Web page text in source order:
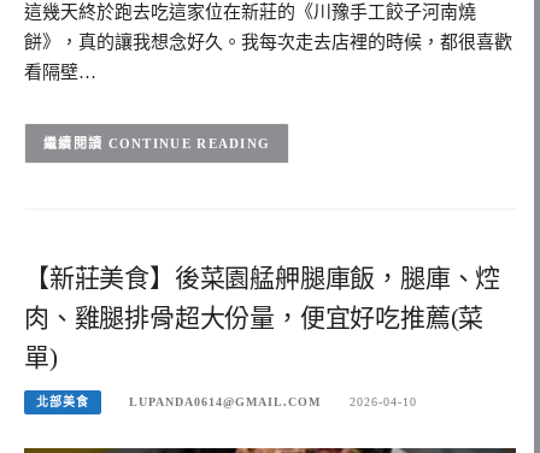
這幾天終於跑去吃這家位在新莊的《川豫手工餃子河南燒
餅》，真的讓我想念好久。我每次走去店裡的時候，都很喜歡
看隔壁…
CONTINUE READING
【新莊美食】後菜園艋舺腿庫飯，腿庫、焢
肉、雞腿排骨超大份量，便宜好吃推薦(菜
單)
北部美食 LUPANDA0614@GMAIL.COM 2026-04-10